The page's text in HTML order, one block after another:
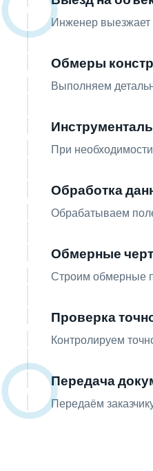
02
Инженер выезжает
03
Обмеры
Выполняем
04
При
05
Обработка
Обрабатываем
06
Обмерные
Строим обмерные
07
Проверка
Контролируем
08
Передача
Передаём